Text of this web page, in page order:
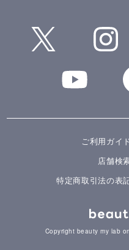
ご利用ガイド
店舗検
特定商取引法の表
Copyright beauty my lab